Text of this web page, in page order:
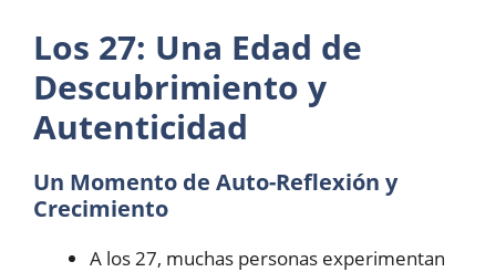
Los 27: Una Edad de
Descubrimiento y
Autenticidad
Un Momento de Auto-Reflexión y
Crecimiento
A los 27, muchas personas experimentan